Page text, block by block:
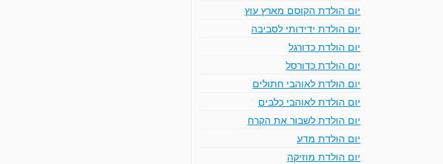
יום הולדת הקוסם מארץ עוץ
יום הולדת ידידותי לסביבה
יום הולדת כדורגל
יום הולדת כדורסל
יום הולדת לאוהבי חתולים
יום הולדת לאוהבי כלבים
יום הולדת לשבור את הקרח
יום הולדת מדע
יום הולדת מוזיקה